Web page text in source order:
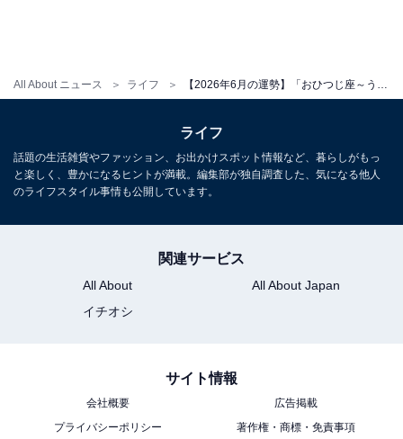
All About ニュース ライフ
【2026年6月の運勢】おとめ座（8月23日～9月22
日生まれ）
自分を知る1ヶ月
＞【詳しく見る】全体運、社交運、恋愛運などの詳細は
再定義がテーマ
ライフ
話題の生活雑貨やファッション、お出かけスポット情報など、暮らしがもっ
と楽しく、豊かになるヒントが満載。編集部が独自調査した、気になる他人
のライフスタイル事情も公開しています。
関連サービス
All About
All About Japan
イチオシ
サイト情報
会社概要
広告掲載
プライバシーポリシー
著作権・商標・免責事項